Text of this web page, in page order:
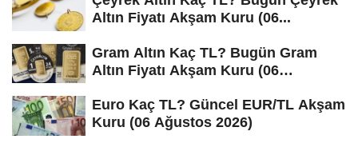
Altın Fiyatı Akşam Kuru (06...
Gram Altın Kaç TL? Bugün Gram
Altın Fiyatı Akşam Kuru (06
Euro Kaç TL? Güncel EUR/TL Akşam
Kuru (06 Ağustos 2026)